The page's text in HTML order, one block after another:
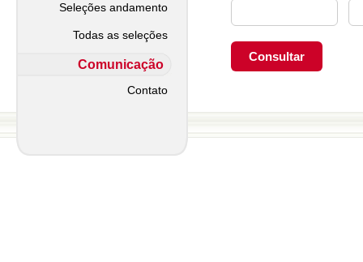
Seleções andamento
Todas as seleções
Comunicação
Contato